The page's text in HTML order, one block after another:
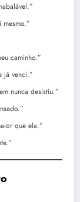
caminho.”
já venci.”
nunca desistiu.”
que ela.”